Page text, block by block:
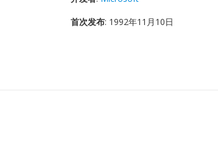
首次发布: 1992年11月10日